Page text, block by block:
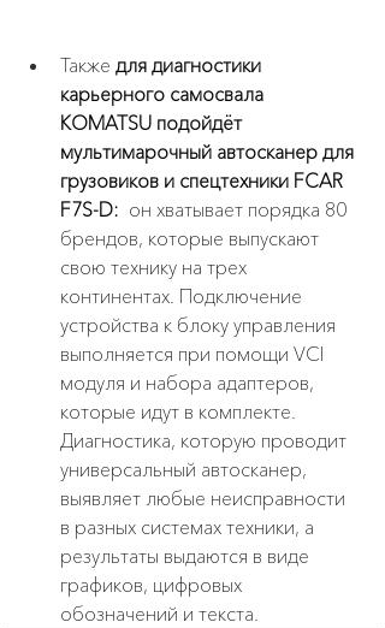
Также для диагностики
карьерного самосвала
KOMATSU подойдёт
мультимарочный автосканер для
грузовиков и спецтехники FCAR
F7S-D: он хватывает порядка 80
брендов, которые выпускают
свою технику на трех
континентах. Подключение
устройства к блоку управления
выполняется при помощи VCI
модуля и набора адаптеров,
которые идут в комплекте.
Диагностика, которую проводит
универсальный автосканер,
выявляет любые неисправности
в разных системах техники, а
результаты выдаются в виде
графиков, цифровых
обозначений и текста.